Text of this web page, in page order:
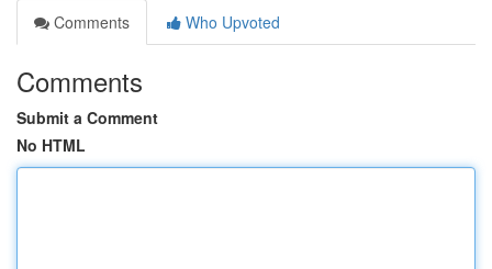
Comments
Who Upvoted
Comments
Submit a Comment
No HTML